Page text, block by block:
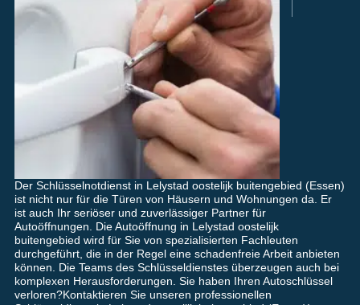
Der Schlüsselnotdienst in Lelystad oostelijk buitengebied (Essen)
ist nicht nur für die Türen von Häusern und Wohnungen da. Er
ist auch Ihr seriöser und zuverlässiger Partner für
Autoöffnungen. Die Autoöffnung in Lelystad oostelijk
buitengebied wird für Sie von spezialisierten Fachleuten
durchgeführt, die in der Regel eine schadenfreie Arbeit anbieten
können. Die Teams des Schlüsseldienstes überzeugen auch bei
komplexen Herausforderungen. Sie haben Ihren Autoschlüssel
verloren?Kontaktieren Sie unseren professionellen